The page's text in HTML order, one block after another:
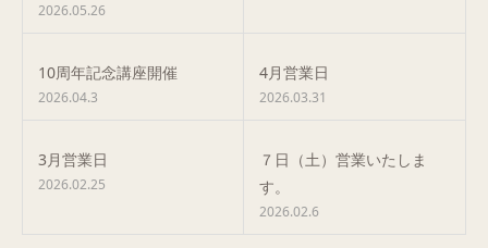
2026.05.26
10周年記念講座開催
2026.04.3
4月営業日
2026.03.31
3月営業日
2026.02.25
７日（土）営業いたしま
す。
2026.02.6